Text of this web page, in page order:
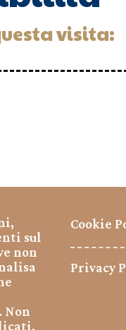
visita:
sul
non
Non
Cookie
Privacy